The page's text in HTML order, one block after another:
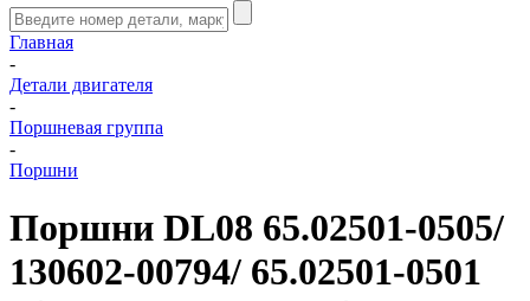
Главная
-
Детали двигателя
-
Поршневая группа
-
Поршни
Поршни DL08 65.02501-0505/
130602-00794/ 65.02501-0501